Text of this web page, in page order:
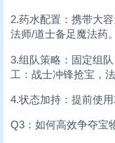
2.药水配置：携带大
法师/道士备足魔法药。
3.组队策略：固定组
工：战士冲锋抢宝，
4.状态加持：提前使
Q3：如何高效争夺宝